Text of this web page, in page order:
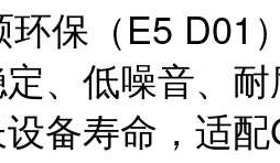
保（E5 D01
、低噪音、
备寿命，适